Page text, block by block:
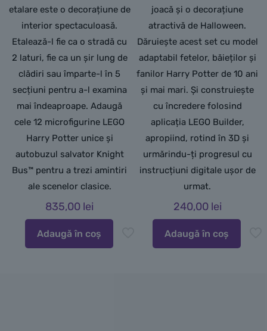
etalare este o decorațiune de
interior spectaculoasă.
Etalează-l fie ca o stradă cu
2 laturi, fie ca un șir lung de
clădiri sau împarte-l în 5
secțiuni pentru a-l examina
mai îndeaproape. Adaugă
cele 12 microfigurine LEGO
Harry Potter unice și
autobuzul salvator Knight
Bus™ pentru a trezi amintiri
ale scenelor clasice.
835,00 lei
Adaugă în coș
joacă și o decorațiune
atractivă de Halloween.
Dăruiește acest set cu model
adaptabil fetelor, băieților și
fanilor Harry Potter de 10 ani
și mai mari. Și construiește
cu încredere folosind
aplicația LEGO Builder,
apropiind, rotind în 3D și
urmărindu-ți progresul cu
instrucțiuni digitale ușor de
urmat.
240,00 lei
Adaugă în coș